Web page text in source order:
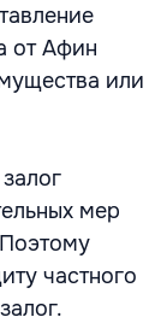
от Афин
или
мер
частного